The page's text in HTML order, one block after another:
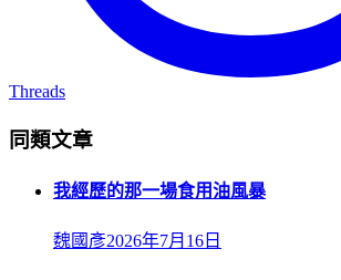
Threads
同類文章
我經歷的那一場食用油風暴
魏國彥2026年7月16日